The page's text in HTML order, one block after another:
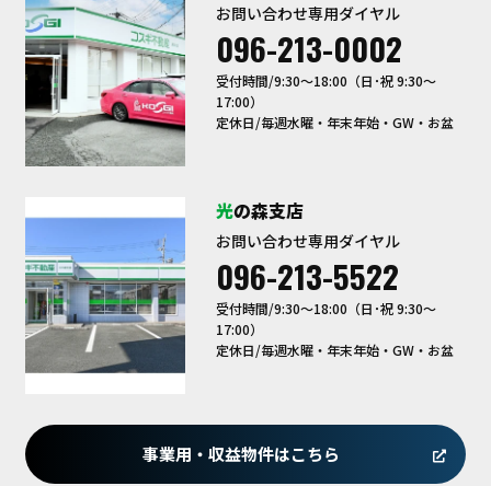
お問い合わせ専用ダイヤル
096-213-0002
受付時間/9:30〜18:00（日･祝 9:30～
17:00）
定休日/毎週水曜・年末年始・GW・お盆
光の森支店
お問い合わせ専用ダイヤル
096-213-5522
受付時間/9:30〜18:00（日･祝 9:30～
17:00）
定休日/毎週水曜・年末年始・GW・お盆
事業用・収益物件はこちら